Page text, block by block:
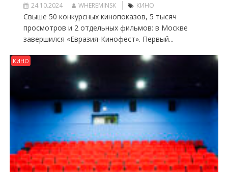
24.10.2024 WHEREMINSK КИНО
Свыше 50 конкурсных кинопоказов, 5 тысяч
просмотров и 2 отдельных фильмов: в Москве
завершился «Евразия-Кинофест». Первый...
КИНО